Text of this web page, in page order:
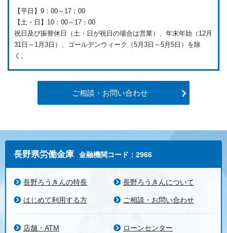
【平日】9：00～17：00
【土・日】10：00～17：00
祝日及び振替休日（土・日が祝日の場合は営業）、年末年始（12月
31日～1月3日）、ゴールデンウィーク（5月3日～5月5日）を除
く。
ご相談・お問い合わせ
長野県労働金庫 金融機関コード：2966
長野ろうきんの特長 長野ろうきんについて
はじめて利用する方 ご相談・お問い合わせ
店舗・ATM ローンセンター